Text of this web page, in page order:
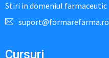
Stiri in domeniul farmaceutic
suport@formarefarma.ro
Cursuri